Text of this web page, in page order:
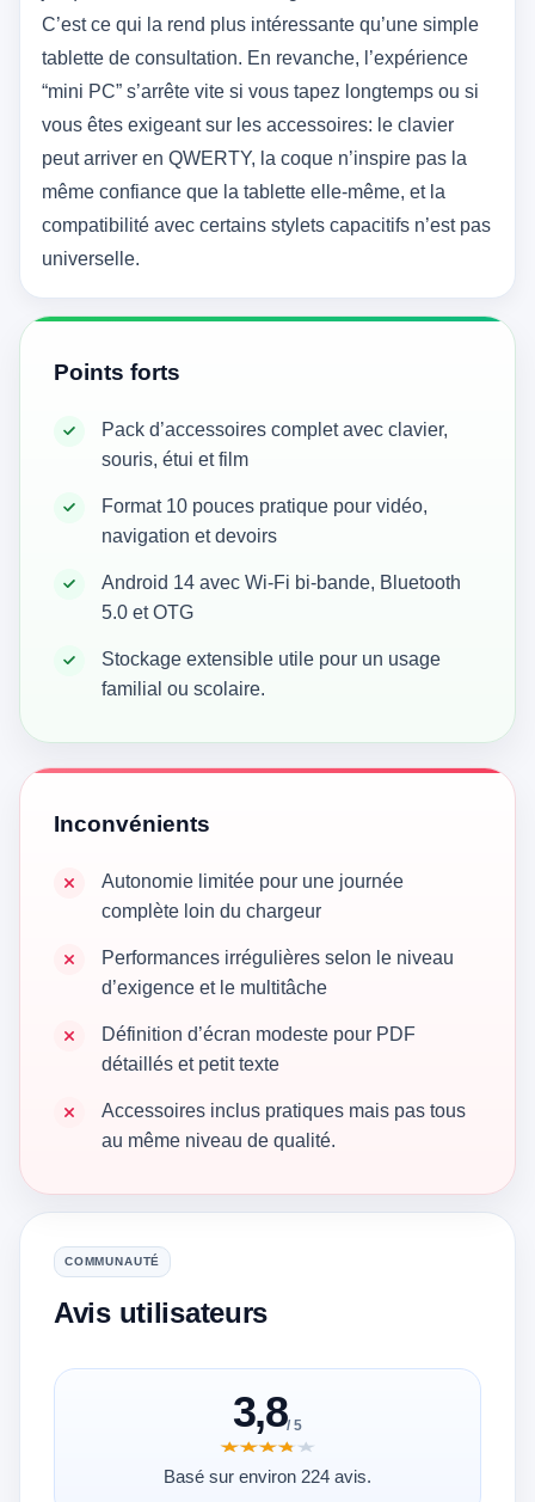
C’est ce qui la rend plus intéressante qu’une simple
tablette de consultation. En revanche, l’expérience
“mini PC” s’arrête vite si vous tapez longtemps ou si
vous êtes exigeant sur les accessoires: le clavier
peut arriver en QWERTY, la coque n’inspire pas la
même confiance que la tablette elle-même, et la
compatibilité avec certains stylets capacitifs n’est pas
universelle.
Points forts
Pack d’accessoires complet avec clavier,
souris, étui et film
Format 10 pouces pratique pour vidéo,
navigation et devoirs
Android 14 avec Wi‑Fi bi-bande, Bluetooth
5.0 et OTG
Stockage extensible utile pour un usage
familial ou scolaire.
Inconvénients
Autonomie limitée pour une journée
complète loin du chargeur
Performances irrégulières selon le niveau
d’exigence et le multitâche
Définition d’écran modeste pour PDF
détaillés et petit texte
Accessoires inclus pratiques mais pas tous
au même niveau de qualité.
COMMUNAUTÉ
Avis utilisateurs
3,8/ 5
★★★★★
★★★★★
Basé sur environ 224 avis.